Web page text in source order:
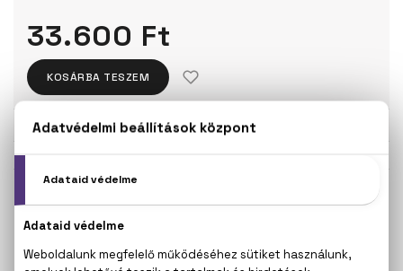
33.600 Ft
KOSÁRBA TESZEM
Törzsvásárlóknak csak:31.920 Ft
50 ml
90 ml